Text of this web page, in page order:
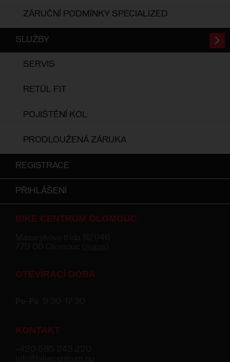
ZÁRUČNÍ PODMÍNKY SPECIALIZED
SLUŽBY
SERVIS
RETÜL FIT
POJIŠTĚNÍ KOL
PRODLOUŽENÁ ZÁRUKA
REGISTRACE
PŘIHLÁŠENÍ
BIKE CENTRUM OLOMOUC
OTEVÍRACÍ DOBA
KONTAKT